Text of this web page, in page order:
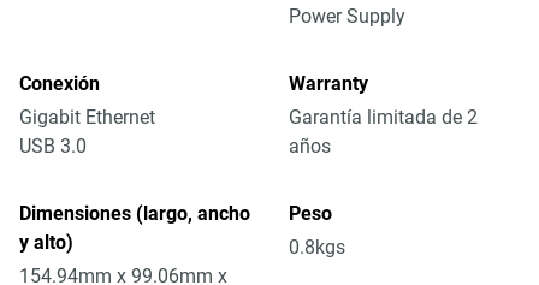
Power Supply
Conexión
Gigabit Ethernet
USB 3.0
Warranty
Garantía limitada de 2
años
Dimensiones (largo, ancho
y alto)
154.94mm x 99.06mm x
Peso
0.8kgs